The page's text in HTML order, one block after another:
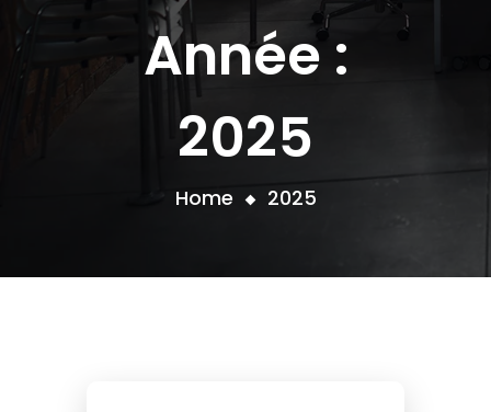
Année :
2025
Home 2025